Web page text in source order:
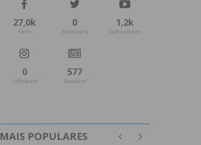
27,0k
Fans
0
Followers
1,2k
Subscribers
0
Followers
577
Readers
MAIS POPULARES